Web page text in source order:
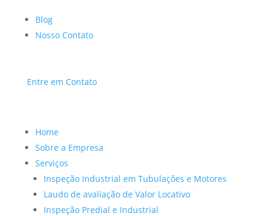
Blog
Nosso Contato
Entre em Contato
Home
Sobre a Empresa
Serviços
Inspeção Industrial em Tubulações e Motores
Laudo de avaliação de Valor Locativo
Inspeção Predial e Industrial